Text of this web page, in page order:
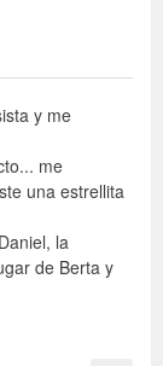
y me
me
una estrellita
la
de Berta y